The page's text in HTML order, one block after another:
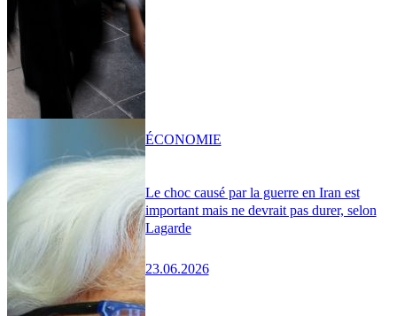
Le choc causé par la guerre en Iran est
important mais ne devrait pas durer, selon
Lagarde
23.06.2026
ÉCONOMIE